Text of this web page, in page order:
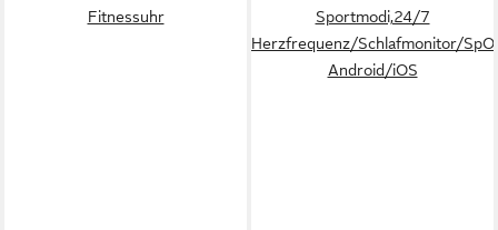
Fitnessuhr
Sportmodi,24/7
Herzfrequenz/Schlafmonitor/
Android/iOS